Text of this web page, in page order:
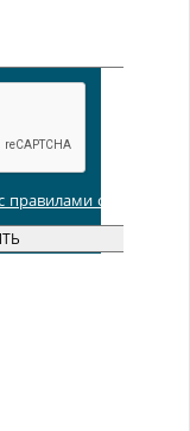
правилами обработки